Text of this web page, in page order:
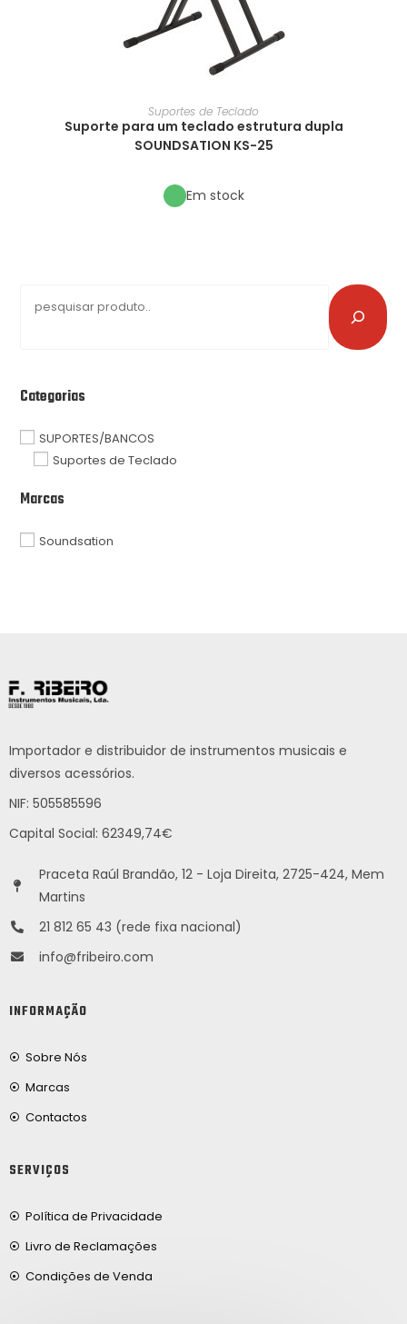
Suportes de Teclado
Suporte para um teclado estrutura dupla
SOUNDSATION KS-25
Em stock
Categorias
SUPORTES/BANCOS
Suportes de Teclado
Marcas
Soundsation
Importador e distribuidor de instrumentos musicais e
diversos acessórios.
NIF: 505585596
Capital Social: 62349,74€
Praceta Raúl Brandão, 12 - Loja Direita, 2725-424, Mem
Martins
21 812 65 43 (rede fixa nacional)
info@fribeiro.com
INFORMAÇÃO
Sobre Nós
Marcas
Contactos
SERVIÇOS
Política de Privacidade
Livro de Reclamações
Condições de Venda